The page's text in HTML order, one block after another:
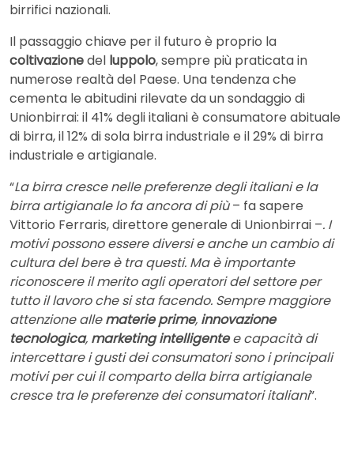
birrifici nazionali.
Il passaggio chiave per il futuro è proprio la
coltivazionedel luppolo, sempre più praticata in
numerose realtà del Paese. Una tendenza che
cementa le abitudini rilevate da un sondaggio di
Unionbirrai: il 41% degli italiani è consumatore abituale
di birra, il 12% di sola birra industriale e il 29% di birra
industriale e artigianale.
“La birra cresce nelle preferenze degli italiani e la
birra artigianale lo fa ancora di più– fa sapere
Vittorio Ferraris, direttore generale di Unionbirrai –. I
motivi possono essere diversi e anche un cambio di
cultura del bere è tra questi. Ma è importante
riconoscere il merito agli operatori del settore per
tutto il lavoro che si sta facendo. Sempre maggiore
attenzione allematerie prime, innovazione
tecnologica, marketing intelligentee capacità di
intercettare i gusti dei consumatori sono i principali
motivi per cui il comparto della birra artigianale
cresce tra le preferenze dei consumatori italiani”.